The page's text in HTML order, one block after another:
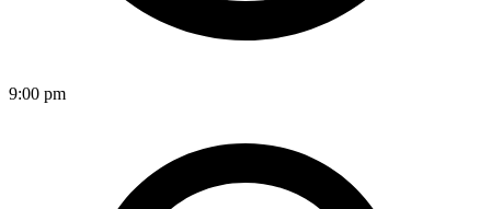
9:00 pm